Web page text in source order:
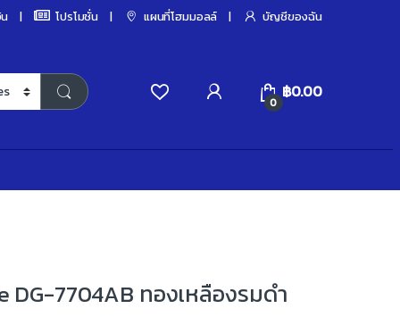
โปรโมชั่น แผนที่โฮมมอลล์ บัญชีของฉัน
0
฿0.00
DG-7704AB ทองเหลืองรมดำ